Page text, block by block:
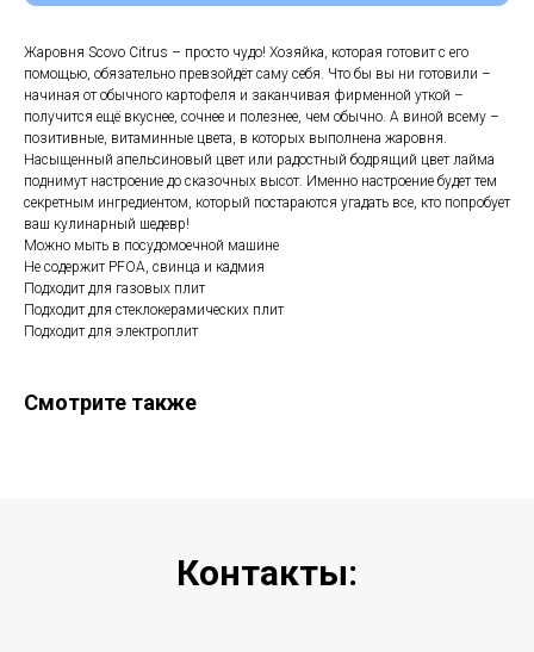
Жаровня Scovo Citrus – просто чудо! Хозяйка, которая готовит с его
помощью, обязательно превзойдёт саму себя. Что бы вы ни готовили –
начиная от обычного картофеля и заканчивая фирменной уткой –
получится ещё вкуснее, сочнее и полезнее, чем обычно. А виной всему –
позитивные, витаминные цвета, в которых выполнена жаровня.
Насыщенный апельсиновый цвет или радостный бодрящий цвет лайма
поднимут настроение до сказочных высот. Именно настроение будет тем
секретным ингредиентом, который постараются угадать все, кто попробует
ваш кулинарный шедевр!
Можно мыть в посудомоечной машине
Не содержит PFOA, свинца и кадмия
Подходит для газовых плит
Подходит для стеклокерамических плит
Подходит для электроплит
Смотрите также
Контакты: